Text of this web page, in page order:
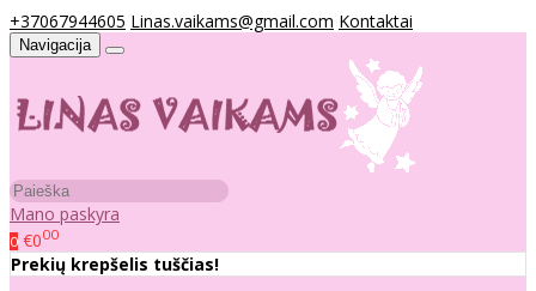
+37067944605 Linas.vaikams@gmail.com Kontaktai
Navigacija
Mano paskyra
0 €000
Prekių krepšelis tuščias!